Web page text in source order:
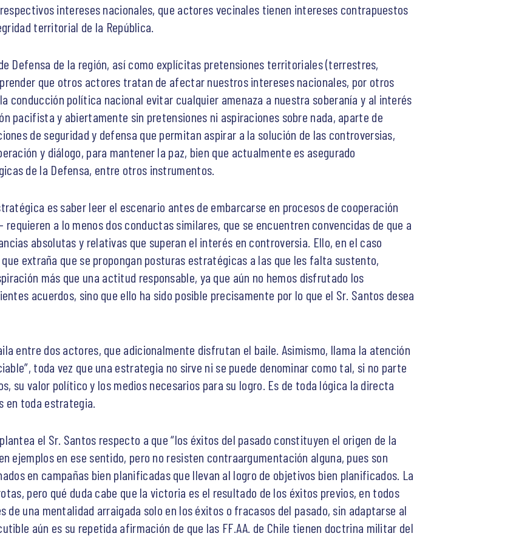
intereses nacionales, que actores vecinales tienen intereses contrapuestos
territorial de la República.
Defensa de la región, así como explícitas pretensiones territoriales (terrestres,
que otros actores tratan de afectar nuestros intereses nacionales, por otros
conducción política nacional evitar cualquier amenaza a nuestra soberanía y al interés
pacifista y abiertamente sin pretensiones ni aspiraciones sobre nada, aparte de
de seguridad y defensa que permitan aspirar a la solución de las controversias,
y diálogo, para mantener la paz, bien que actualmente es asegurado
de la Defensa, entre otros instrumentos.
es saber leer el escenario antes de embarcarse en procesos de cooperación
requieren a lo menos dos conductas similares, que se encuentren convencidas de que a
absolutas y relativas que superan el interés en controversia. Ello, en el caso
extraña que se propongan posturas estratégicas a las que les falta sustento,
más que una actitud responsable, ya que aún no hemos disfrutado los
acuerdos, sino que ello ha sido posible precisamente por lo que el Sr. Santos desea
entre dos actores, que adicionalmente disfrutan el baile. Asimismo, llama la atención
toda vez que una estrategia no sirve ni se puede denominar como tal, si no parte
su valor político y los medios necesarios para su logro. Es de toda lógica la directa
en toda estrategia.
el Sr. Santos respecto a que “los éxitos del pasado constituyen el origen de la
ejemplos en ese sentido, pero no resisten contraargumentación alguna, pues son
en campañas bien planificadas que llevan al logro de objetivos bien planificados. La
pero qué duda cabe que la victoria es el resultado de los éxitos previos, en todos
de una mentalidad arraigada solo en los éxitos o fracasos del pasado, sin adaptarse al
aún es su repetida afirmación de que las FF.AA. de Chile tienen doctrina militar del